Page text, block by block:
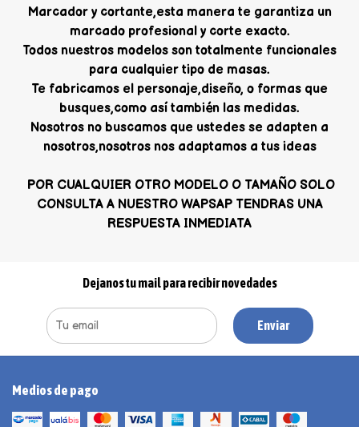
Marcador y cortante,esta manera te garantiza un
marcado profesional y corte exacto.
Todos nuestros modelos son totalmente funcionales
para cualquier tipo de masas.
Te fabricamos el personaje,diseño, o formas que
busques,como así también las medidas.
Nosotros no buscamos que ustedes se adapten a
nosotros,nosotros nos adaptamos a tus ideas
POR CUALQUIER OTRO MODELO O TAMAÑO SOLO
CONSULTA A NUESTRO WAPSAP TENDRAS UNA
RESPUESTA INMEDIATA
Dejanos tu mail para recibir novedades
Enviar
Medios de pago